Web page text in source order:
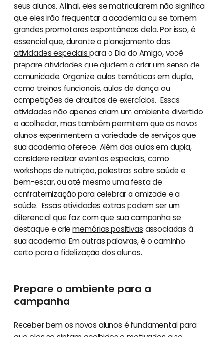
seus alunos. Afinal, eles se matricularem não significa
que eles irão frequentar a academia ou se tornem
grandes promotores espontâneosdela. Por isso, é
essencial que, durante o planejamento das
atividades especiais para o Dia do Amigo, você
prepare atividades que ajudem a criar um senso de
comunidade. Organize aulas temáticas em dupla,
como treinos funcionais, aulas de dança ou
competições de circuitos de exercícios. Essas
atividades não apenas criam umambiente divertido
e acolhedor, mas também permitem que os novos
alunos experimentem a variedade de serviços que
sua academia oferece. Além das aulas em dupla,
considere realizar eventos especiais, como
workshops de nutrição, palestras sobre saúde e
bem-estar, ou até mesmo uma festa de
confraternização para celebrar a amizade e a
saúde. Essas atividades extras podem ser um
diferencial que faz com que sua campanha se
destaque e criememórias positivas associadas à
sua academia. Em outras palavras, é o caminho
certo para a fidelização dos alunos.
Prepare o ambiente para a
campanha
Receber bem os novos alunos é fundamental para